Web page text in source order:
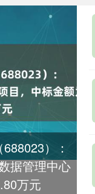
）：
据管理中心
万元